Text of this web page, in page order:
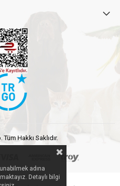
Hakkı Saklıdır.
adına
Detaylı bilgi